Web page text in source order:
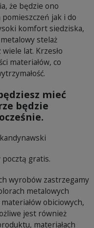
że będzie ono
jak i do
komfort siedziska,
stelaż
lat. Krzesło
materiałów, co
mieć
będzie
gratis.
wyrobów zastrzegamy
metalowych
obiciowych,
jest również
materiałach